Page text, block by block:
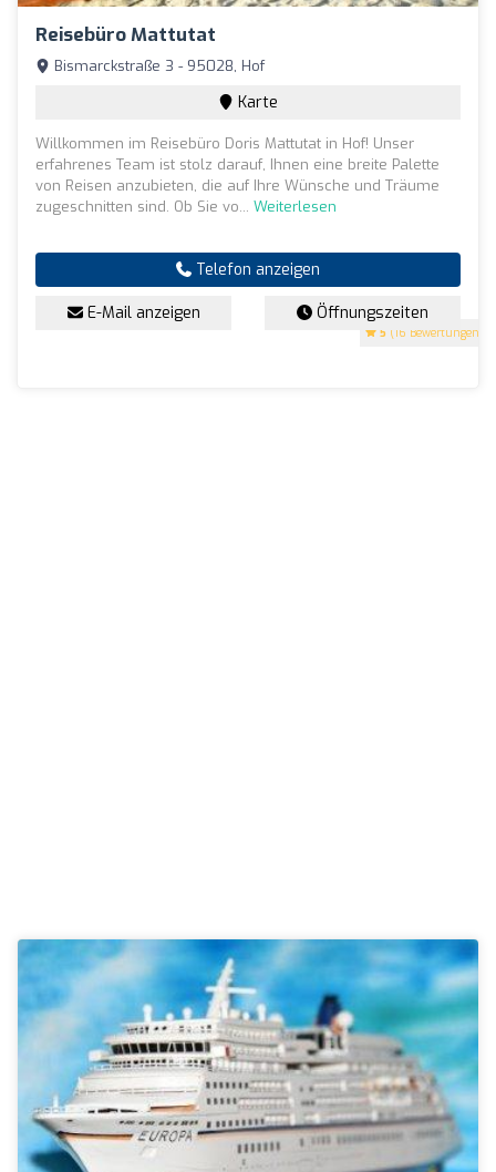
Reisebüro Mattutat
5 (16 Bewertungen)
Bismarckstraße 3 - 95028, Hof
Karte
Willkommen im Reisebüro Doris Mattutat in Hof! Unser
erfahrenes Team ist stolz darauf, Ihnen eine breite Palette
von Reisen anzubieten, die auf Ihre Wünsche und Träume
zugeschnitten sind. Ob Sie vo... Weiterlesen
Telefon anzeigen
E-Mail anzeigen Öffnungszeiten